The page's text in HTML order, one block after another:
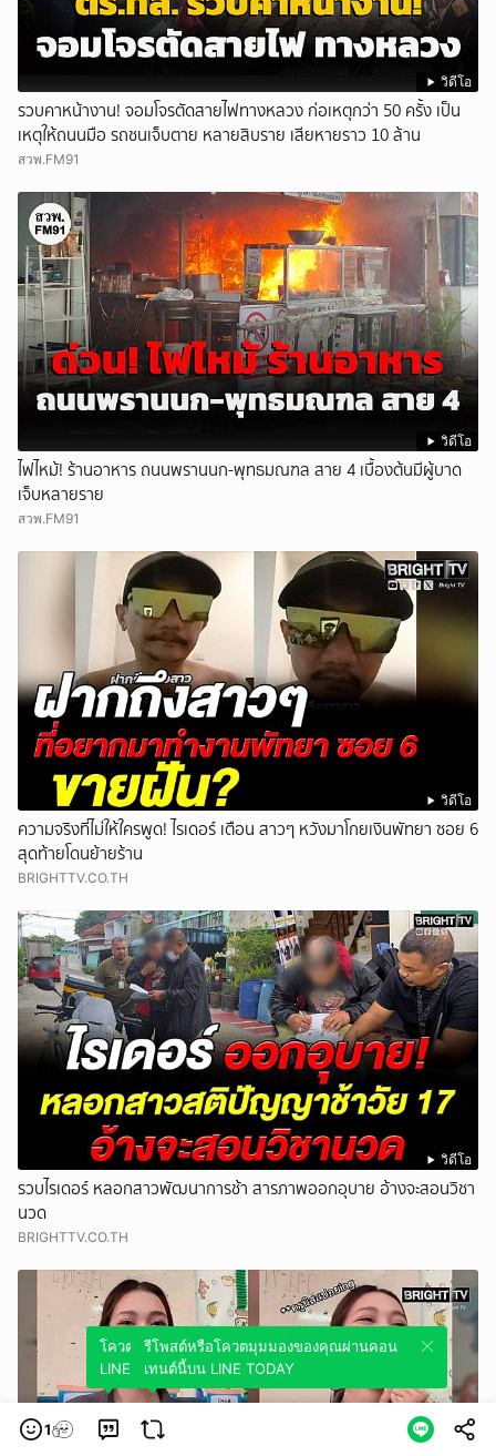
วิดีโอ
รวบคาหน้างาน! จอมโจรตัดสายไฟทางหลวง ก่อเหตุกว่า 50 ครั้ง เป็น
เหตุให้ถนนมือ รถชนเจ็บตาย หลายสิบราย เสียหายราว 10 ล้าน
สวพ.FM91
วิดีโอ
ไฟไหม้! ร้านอาหาร ถนนพรานนก-พุทธมณฑล สาย 4 เบื้องต้นมีผู้บาด
เจ็บหลายราย
สวพ.FM91
วิดีโอ
ความจริงที่ไม่ให้ใครพูด! ไรเดอร์ เตือน สาวๆ หวังมาโกยเงินพัทยา ซอย 6
สุดท้ายโดนย้ายร้าน
BRIGHTTV.CO.TH
วิดีโอ
รวบไรเดอร์ หลอกสาวพัฒนาการช้า สารภาพออกอุบาย อ้างจะสอนวิชา
นวด
BRIGHTTV.CO.TH
1
โควตมุมมองของคุณผ่านคอนเทนต์นี้บน
LINE TODAY
รีโพสต์หรือโควตมุมมองของคุณผ่านคอน
เทนต์นี้บน LINE TODAY